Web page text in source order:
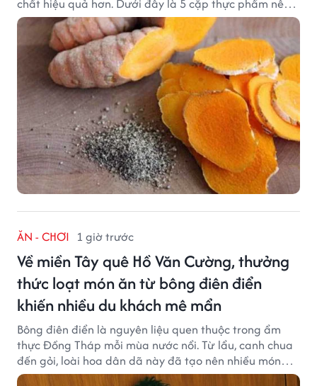
chất hiệu quả hơn. Dưới đây là 5 cặp thực phẩm nên
ăn cùng nhau để tối ưu giá trị dinh dưỡng.
ĂN - CHƠI 1 giờ trước
Về miền Tây quê Hồ Văn Cường, thưởng
thức loạt món ăn từ bông điên điển
khiến nhiều du khách mê mẩn
Bông điên điển là nguyên liệu quen thuộc trong ẩm
thực Đồng Tháp mỗi mùa nước nổi. Từ lẩu, canh chua
đến gỏi, loài hoa dân dã này đã tạo nên nhiều món
ngon khiến du khách khó quên.